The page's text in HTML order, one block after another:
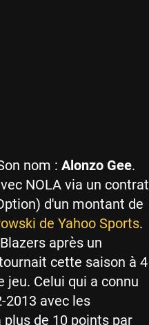
nom : Alonzo Gee.
NOLA via un contrat
d'un montant de
de Yahoo Sports.
après un
cette saison à 4
jeu. Celui qui a connu
2013 avec les
de 10 points par